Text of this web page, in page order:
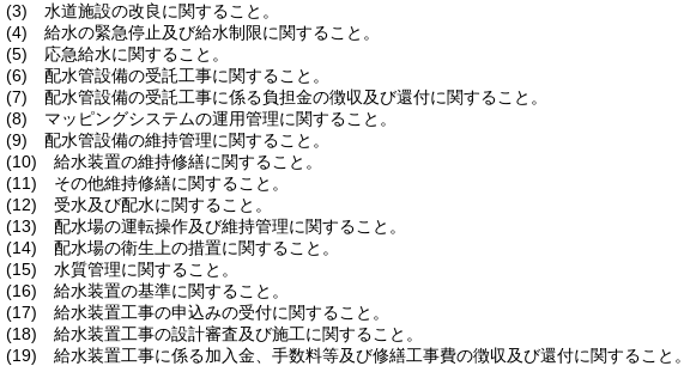
(3)
水道施設の改良に関すること。
(4)
給水の緊急停止及び給水制限に関すること。
(5)
応急給水に関すること。
(6)
配水管設備の受託工事に関すること。
(7)
配水管設備の受託工事に係る負担金の徴収及び還付に関すること。
(8)
マッピングシステムの運用管理に関すること。
(9)
配水管設備の維持管理に関すること。
(10)
給水装置の維持修繕に関すること。
(11)
その他維持修繕に関すること。
(12)
受水及び配水に関すること。
(13)
配水場の運転操作及び維持管理に関すること。
(14)
配水場の衛生上の措置に関すること。
(15)
水質管理に関すること。
(16)
給水装置の基準に関すること。
(17)
給水装置工事の申込みの受付に関すること。
(18)
給水装置工事の設計審査及び施工に関すること。
(19)
給水装置工事に係る加入金、手数料等及び修繕工事費の徴収及び還付に関すること